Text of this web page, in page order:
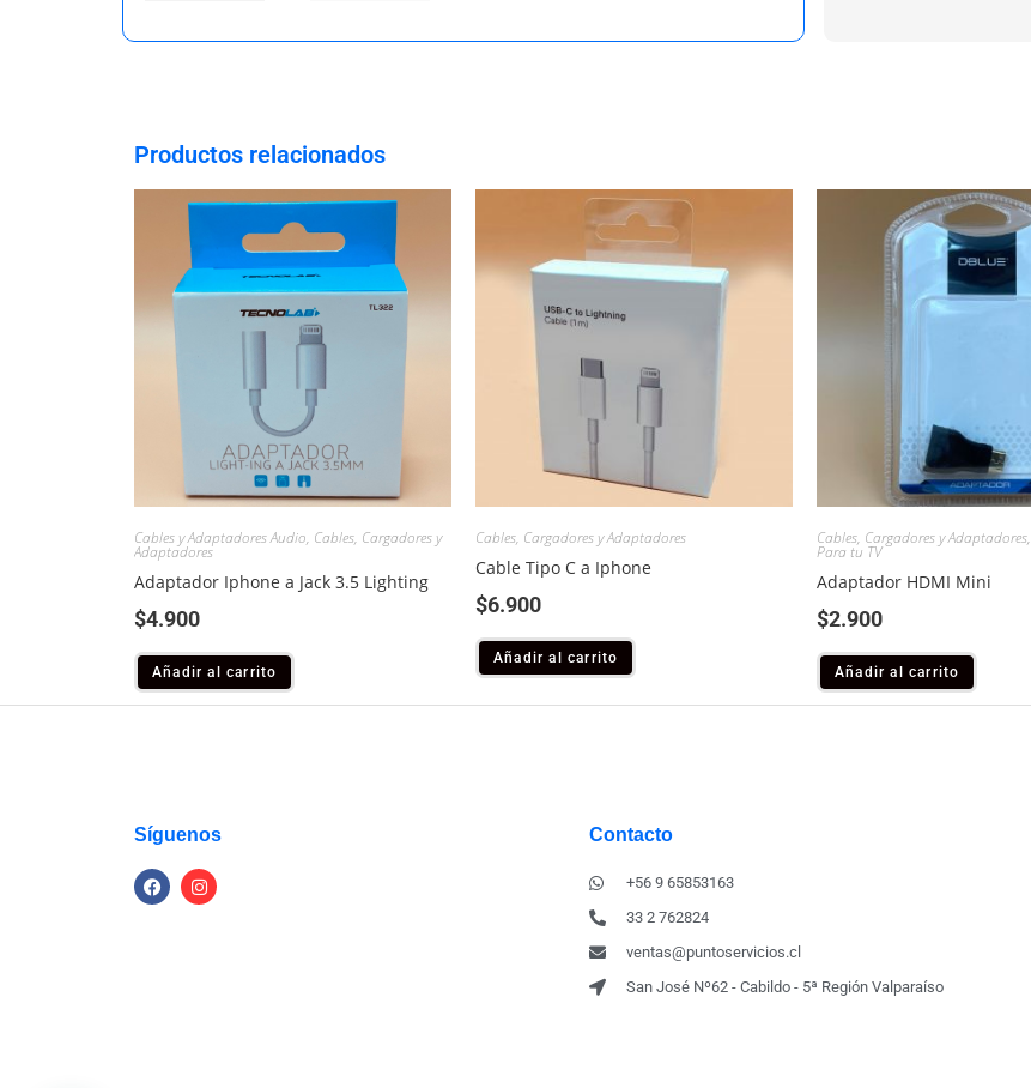
Productos relacionados
Cables y Adaptadores Audio, Cables, Cargadores y
Adaptadores
Adaptador Iphone a Jack 3.5 Lighting
$4.900
Añadir al carrito
Cables, Cargadores y Adaptadores
Cable Tipo C a Iphone
$6.900
Añadir al carrito
Cables, Cargadores y Adaptadores,
Para tu TV
Adaptador HDMI Mini
$2.900
Añadir al carrito
Síguenos Contacto
+56 9 65853163
33 2 762824
ventas@puntoservicios.cl
San José Nº62 - Cabildo - 5ª Región Valparaíso